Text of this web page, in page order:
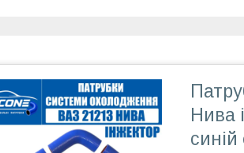
Нива
синій